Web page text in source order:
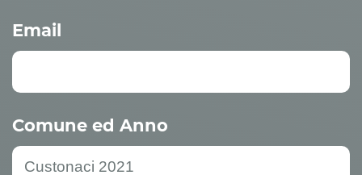
Email
Comune ed Anno